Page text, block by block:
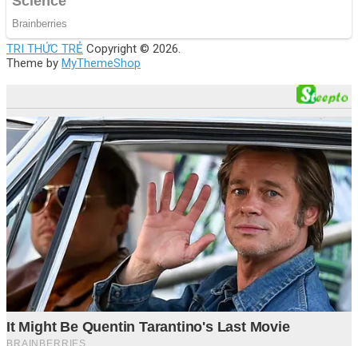
TRI THỨC TRẺ Copyright © 2026.
Theme by MyThemeShop